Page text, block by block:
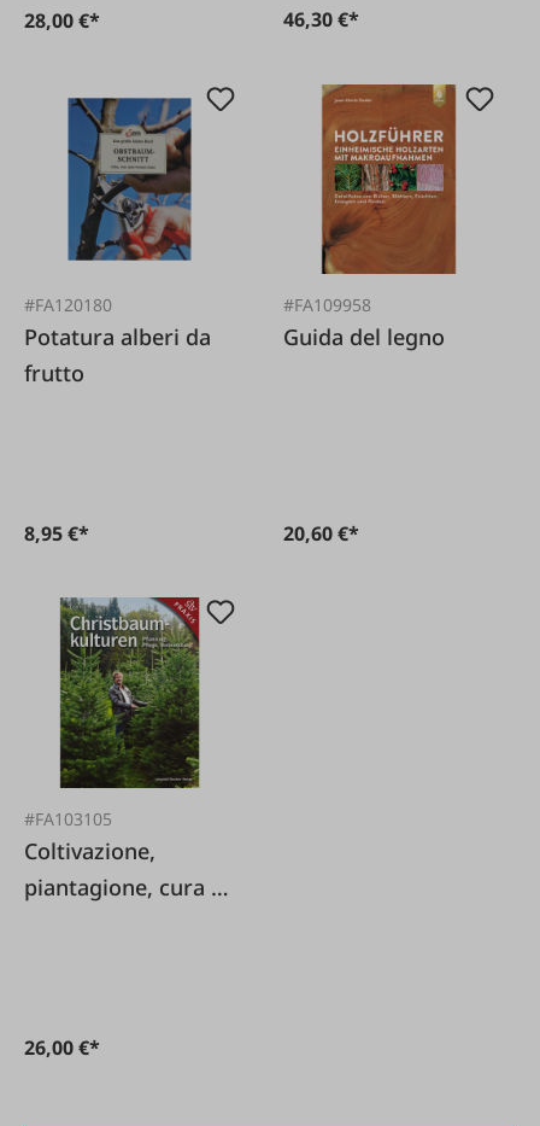
28,00 €* 46,30 €*
#FA120180
Potatura alberi da
frutto
8,95 €*
#FA109958
Guida del legno
20,60 €*
#FA103105
Coltivazione,
piantagione, cura e
26,00 €*